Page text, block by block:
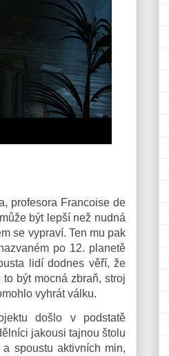
profesora Francoise de
být lepší než nudná
se vypraví. Ten mu pak
po 12. planetě
lidí dodnes věří, že
být mocná zbraň, stroj
vyhrát válku.
došlo v podstatě
jakousi tajnou štolu
spoustu aktivních min,